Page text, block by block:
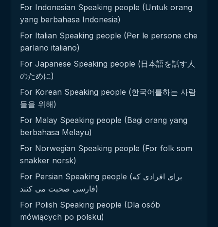
For Indonesian Speaking people (Untuk orang
yang berbahasa Indonesia)
For Italian Speaking people (Per le persone che
parlano italiano)
For Japanese Speaking people (日本語を話す人
のために)
For Korean Speaking people (한국어를하는 사람
들을 위해)
For Malay Speaking people (Bagi orang yang
berbahasa Melayu)
For Norwegian Speaking people (For folk som
snakker norsk)
For Persian Speaking people (برای افرادی که
فارسی صحبت می کنند)
For Polish Speaking people (Dla osób
mówiących po polsku)